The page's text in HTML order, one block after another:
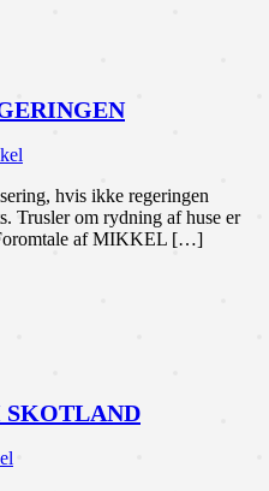
hvis ikke regeringen
Trusler om rydning af huse er
Foromtale af MIKKEL […]